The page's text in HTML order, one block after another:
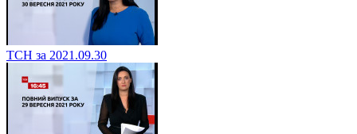
ТСН за 2021.09.30